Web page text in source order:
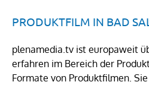
PRODUKTFILM IN BAD
plenamedia.tv ist europaweit
erfahren im Bereich der
Formate von Produktfilmen.